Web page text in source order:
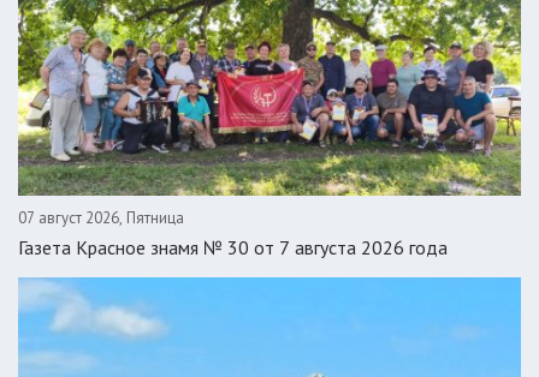
07 август 2026, Пятница
Газета Красное знамя № 30 от 7 августа 2026 года